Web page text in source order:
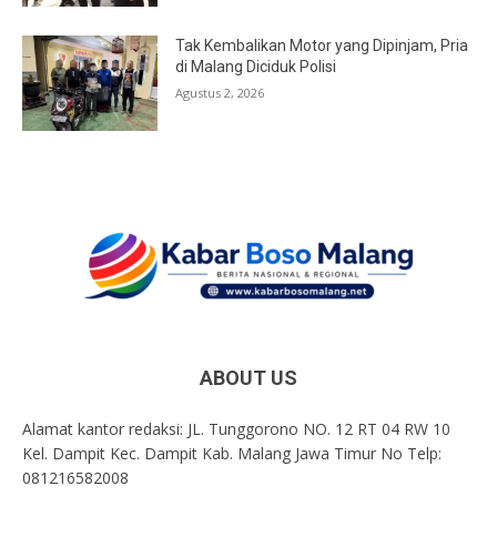
Tak Kembalikan Motor yang Dipinjam, Pria
di Malang Diciduk Polisi
Agustus 2, 2026
ABOUT US
Alamat kantor redaksi: JL. Tunggorono NO. 12 RT 04 RW 10
Kel. Dampit Kec. Dampit Kab. Malang Jawa Timur No Telp:
081216582008